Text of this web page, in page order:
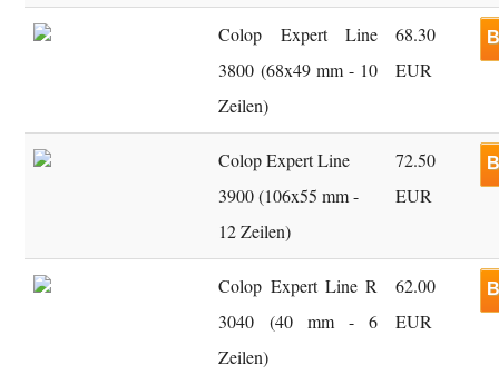
Colop Expert Line
3800 (68x49 mm - 10
Zeilen)
68.30
EUR
Colop Expert Line
3900 (106x55 mm -
12 Zeilen)
72.50
EUR
Colop Expert Line R
3040 (40 mm - 6
Zeilen)
62.00
EUR